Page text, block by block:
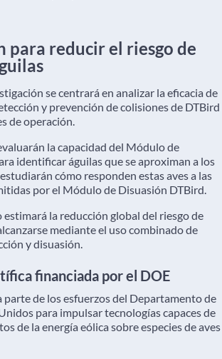
para reducir el riesgo de
se centrará en analizar la eficacia de
y prevención de colisiones de DTBird
de operación.
la capacidad del Módulo de
identificar águilas que se aproximan a los
cómo responden estas aves a las
por el Módulo de Disuasión DTBird.
la reducción global del riesgo de
mediante el uso combinado de
y disuasión.
financiada por el DOE
de los esfuerzos del Departamento de
para impulsar tecnologías capaces de
de la energía eólica sobre especies de aves